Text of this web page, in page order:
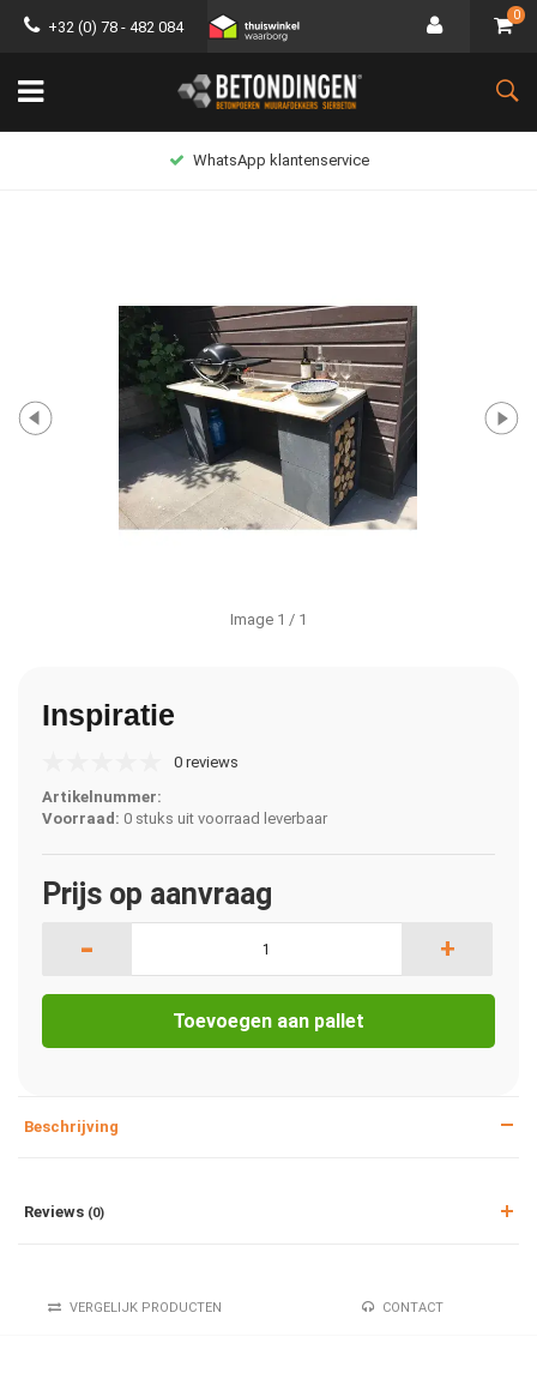
+32 (0) 78 - 482 084
0
WhatsApp klantenservice
Image 1 / 1
Inspiratie
0 reviews
Artikelnummer:
Voorraad: 0 stuks uit voorraad leverbaar
Prijs op aanvraag
- +
Toevoegen aan pallet
Beschrijving
Reviews (0)
VERGELIJK PRODUCTEN CONTACT